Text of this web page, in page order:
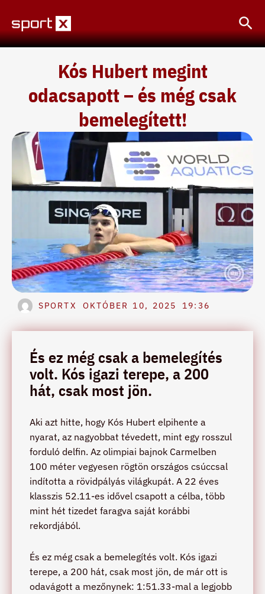
content
Kós Hubert megint
odacsapott – és még csak
bemelegített!
SPORTX OKTÓBER 10, 2025 19:36
És ez még csak a bemelegítés
volt. Kós igazi terepe, a 200
hát, csak most jön.
Aki azt hitte, hogy Kós Hubert elpihente a
nyarat, az nagyobbat tévedett, mint egy rosszul
forduló delfin. Az olimpiai bajnok Carmelben
100 méter vegyesen rögtön országos csúccsal
indította a rövidpályás világkupát. A 22 éves
klasszis 52.11-es idővel csapott a célba, több
mint hét tizedet faragva saját korábbi
rekordjából.
És ez még csak a bemelegítés volt. Kós igazi
terepe, a 200 hát, csak most jön, de már ott is
odavágott a mezőnynek: 1:51.33-mal a legjobb